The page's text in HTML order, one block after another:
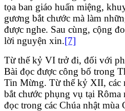
tọa ban giáo huấn miệng,
gương bắt chước mà làm
được nghe. Sau cùng, cộng
lời nguyện xin.[7]
Từ thế kỷ VI trở đi, đối với
Bài đọc được công bố trong
Tin Mừng. Từ thế kỷ XII, các
bắt chước phụng vụ tại Rôma
đọc trong các Chúa nhật mùa